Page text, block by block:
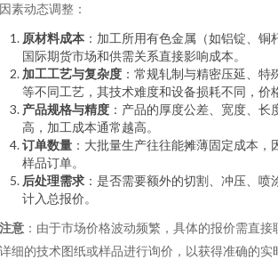
素动态调整：
原材料成本 ：加工所用有色金属（如铝锭、
国际期货市场和供需关系直接影响成本。
加工工艺与复杂度 ：常规轧制与精密压延、
等不同工艺，其技术难度和设备损耗不同，价
产品规格与精度 ：产品的厚度公差、宽度、长
高，加工成本通常越高。
订单数量 ：大批量生产往往能摊薄固定成本
样品订单。
后处理需求 ：是否需要额外的切割、冲压、
计入总报价。
意 ：由于市场价格波动频繁，具体的报价需直
细的技术图纸或样品进行询价，以获得准确的实